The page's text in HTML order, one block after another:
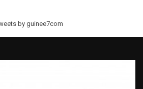
by guinee7com